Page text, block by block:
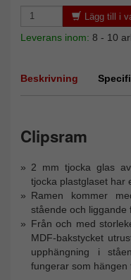
Lägg till i
Leverans inom: 8 - 10
Beskrivning
Clipsram
2 mm tjocka glas
tjocka plastglaset har
Ramen kommer
stående och liggande
Från och med
MDF-bakstycket
upphängning i
fungerar som hängen